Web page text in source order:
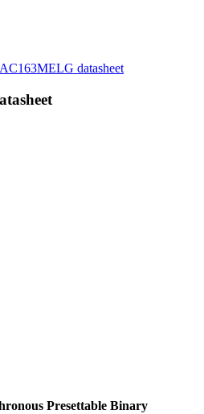
datasheet
Presettable Binary